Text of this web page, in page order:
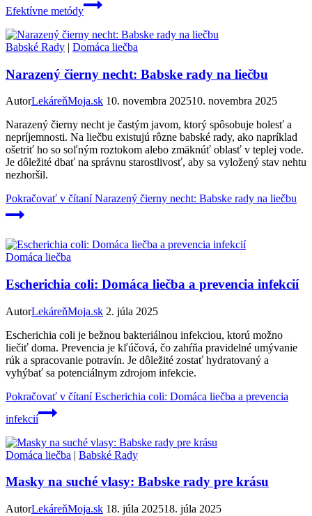
Efektívne metódy
Babské Rady | Domáca liečba
Narazený čierny necht: Babske rady na liečbu
AutorLekáreňMoja.sk 10. novembra 202510. novembra 2025
Narazený čierny necht je častým javom, ktorý spôsobuje bolesť a
nepríjemnosti. Na liečbu existujú rôzne babské rady, ako napríklad
ošetriť ho so soľným roztokom alebo zmäknúť oblasť v teplej vode.
Je dôležité dbať na správnu starostlivosť, aby sa vyložený stav nehtu
nezhoršil.
Pokračovať v čítaníNarazený čierny necht: Babske rady na liečbu
Domáca liečba
Escherichia coli: Domáca liečba a prevencia infekcií
AutorLekáreňMoja.sk 2. júla 2025
Escherichia coli je bežnou bakteriálnou infekciou, ktorú možno
liečiť doma. Prevencia je kľúčová, čo zahŕňa pravidelné umývanie
rúk a spracovanie potravín. Je dôležité zostať hydratovaný a
vyhýbať sa potenciálnym zdrojom infekcie.
Pokračovať v čítaníEscherichia coli: Domáca liečba a prevencia
infekcií
Domáca liečba | Babské Rady
Masky na suché vlasy: Babske rady pre krásu
AutorLekáreňMoja.sk 18. júla 202518. júla 2025